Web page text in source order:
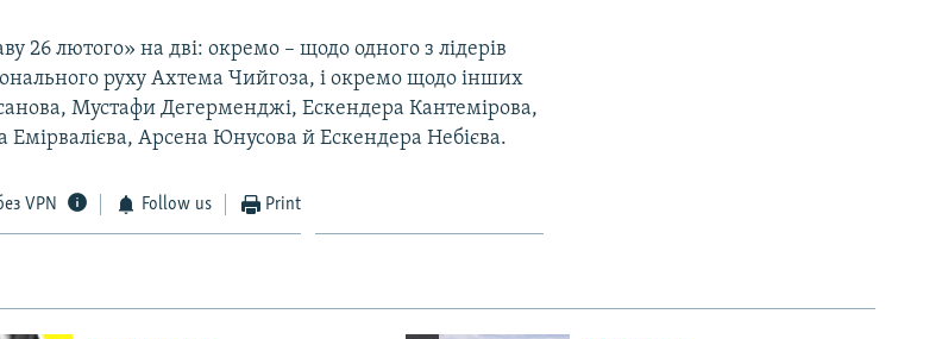
26 лютого» на дві: окремо – щодо одного з лідерів
руху Ахтема Чийгоза, і окремо щодо інших
Мустафи Дегерменджі, Ескендера Кантемірова,
Арсена Юнусова й Ескендера Небієва.
VPN Follow us Print